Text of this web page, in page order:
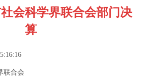
会科学界联合会部门决
算
联合会